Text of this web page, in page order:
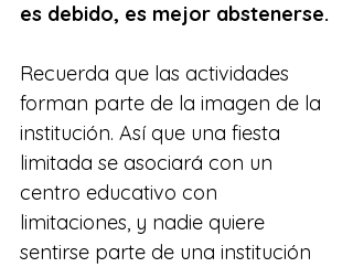
es debido, es mejor abstenerse.
Recuerda que las actividades
forman parte de la imagen de la
institución. Así que una fiesta
limitada se asociará con un
centro educativo con
limitaciones, y nadie quiere
sentirse parte de una institución